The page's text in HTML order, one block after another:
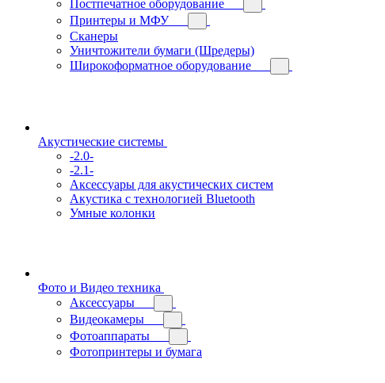
Постпечатное оборудование
Принтеры и МФУ
Сканеры
Уничтожители бумаги (Шредеры)
Широкоформатное оборудование
Акустические системы
-2.0-
-2.1-
Аксессуары для акустических систем
Акустика с технологией Bluetooth
Умные колонки
Фото и Видео техника
Аксессуары
Видеокамеры
Фотоаппараты
Фотопринтеры и бумага